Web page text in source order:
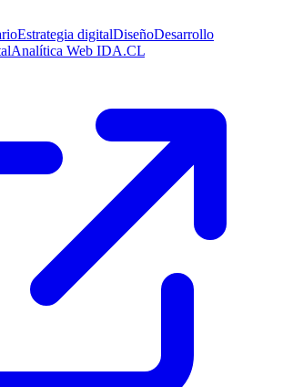
Estrategia digitalDiseñoDesarrollo
Analítica Web IDA.CL